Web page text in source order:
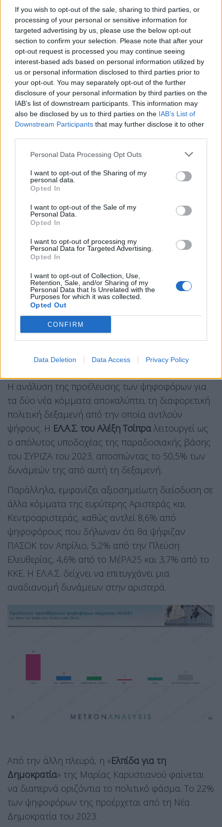
If you wish to opt-out of the sale, sharing to third parties, or
processing of your personal or sensitive information for
targeted advertising by us, please use the below opt-out
section to confirm your selection. Please note that after your
opt-out request is processed you may continue seeing
interest-based ads based on personal information utilized by
us or personal information disclosed to third parties prior to
your opt-out. You may separately opt-out of the further
disclosure of your personal information by third parties on the
IAB’s list of downstream participants. This information may
also be disclosed by us to third parties on the IAB’s List of
Downstream Participants that may further disclose it to other
Personal Data Processing Opt Outs
I want to opt-out of the Sharing of my
personal data.
Opted In
I want to opt-out of the Sale of my
Personal Data.
Opted In
I want to opt-out of processing my
Personal Data for Targeted Advertising.
Opted In
I want to opt-out of Collection, Use,
Retention, Sale, and/or Sharing of my
Personal Data that Is Unrelated with the
Purposes for which it was collected.
Opted Out
CONFIRM
Data Deletion Data Access Privacy Policy
μεγαλύτερος αντίπαλος ο κανένας
Στο δείκτη της καταλληλότητας για την
πρωθυπουργία, ο Κυριάκος Μητσοτάκης διατηρεί
το προβάδισμά του, συγκεντρώνοντας το 28%
των προτιμήσεων και παρουσιάζοντας
σταθερότητα καθ’ όλο το πρώτο πεντάμηνο του
2026.
Στη δεύτερη θέση βρίσκεται ο Αλέξης Τσίπρας με
επιλογή «Κανένας» παραμένει στο 27%.
και Καρυστιανού
Η ανάλυση της προέλευσης των ψηφοφόρων για
τα δύο νέα κόμματα αποκαλύπτει τη διαφορετική
πολιτική δεξαμενή από την οποία αντλούν
ψήφους. Η ΕΛ.Α.Σ. του Αλέξη Τσίπρα λειτουργεί ως
ο απόλυτος υποδοχέας της παραδοσιακής βάσης
του ΣΥΡΙΖΑ του 2023, αποσπώντας το 50,5% των
δυνάμεών της από αυτή τη δεξαμενή.
Παράλληλα, εμφανίζει αξιοσημείωτη διείσδυση σε
άλλα κόμματα της ευρύτερης Αριστεράς και
Κεντροαριστεράς, καθώς αντλεί 8,6% από
ψηφοφόρους που δήλωναν ότι θα ψήφιζαν
ΠΑΣΟΚ τον Απρίλιο, 5,2% από την Πλεύση
Ελευθερίας, 4,6% από το ΜέΡΑ25 και 3,7% από το
ΚΚΕ. Η ΕΛ.Α.Σ. δείχνει να επιτυγχάνει μια
αναδιανομή δυνάμεων στην αριστερά.
Από την άλλη πλευρά, η «Ελπίδα για τη
Δημοκρατία» της Μαρίας Καρυστιανού φαίνεται
να διαπερνά οριζόντια το πολιτικό φάσμα. Το 22%
των ψηφοφόρων της προέρχεται από τη Νέα
Δημοκρατία του 2023.